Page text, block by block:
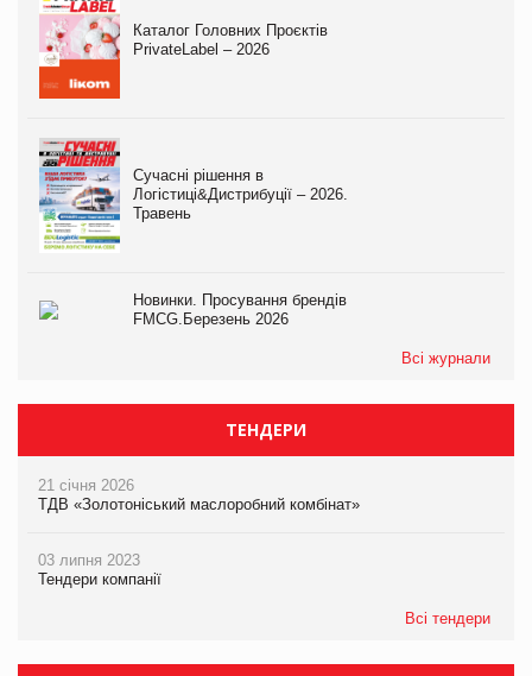
Каталог Головних Проєктів
PrivateLabel – 2026
Сучасні рішення в
Логістиці&Дистрибуції – 2026.
Травень
Новинки. Просування брендів
FMCG.Березень 2026
Всі журнали
ТЕНДЕРИ
21 січня 2026
ТДВ «Золотоніський маслоробний комбінат»
03 липня 2023
Тендери компанії
Всі тендери